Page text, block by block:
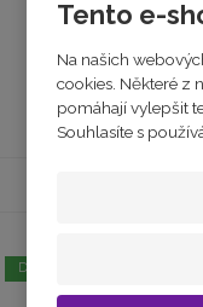
Tento e-
Na našich
cookies. Některé z
pomáhají vylepšit
Souhlasíte s
DOPRAVA ZDARMA